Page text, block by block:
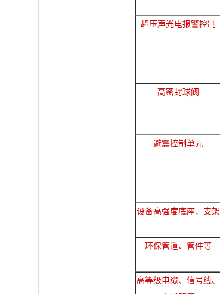
超压声光电报警控制
高密封球阀
避震控制单元
设备高强度底座、支架
环保管道、管件等
高等级电缆、信号线、